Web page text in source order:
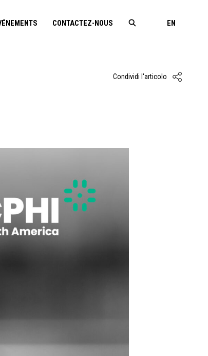
CONTACTEZ-NOUS EN
Condividi l'articolo